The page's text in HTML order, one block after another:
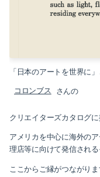
「日本のアートを世界に
コロンブス さんの
クリエイターズカタログ
アメリカを中心に海外の
理店等に向けて発信される
ここからご縁がつながりま